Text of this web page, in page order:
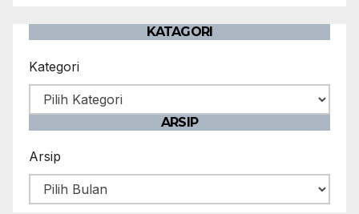
KATAGORI
Kategori
ARSIP
Arsip